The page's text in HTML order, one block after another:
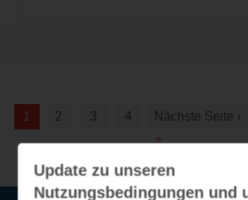
1 2 3 4 Nächste Seite ›
»
Update zu unseren
Nutzungsbedingungen und